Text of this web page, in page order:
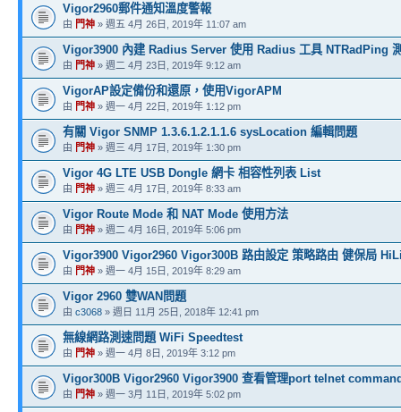
Vigor2960郵件通知溫度警報
由 門神 » 週五 4月 26日, 2019年 11:07 am
Vigor3900 內建 Radius Server 使用 Radius 工具 NTRadPing
由 門神 » 週二 4月 23日, 2019年 9:12 am
VigorAP設定備份和還原，使用VigorAPM
由 門神 » 週一 4月 22日, 2019年 1:12 pm
有關 Vigor SNMP 1.3.6.1.2.1.1.6 sysLocation 編輯問題
由 門神 » 週三 4月 17日, 2019年 1:30 pm
Vigor 4G LTE USB Dongle 網卡 相容性列表 List
由 門神 » 週三 4月 17日, 2019年 8:33 am
Vigor Route Mode 和 NAT Mode 使用方法
由 門神 » 週二 4月 16日, 2019年 5:06 pm
Vigor3900 Vigor2960 Vigor300B 路由設定 策略路由 健保局
由 門神 » 週一 4月 15日, 2019年 8:29 am
Vigor 2960 雙WAN問題
由 c3068 » 週日 11月 25日, 2018年 12:41 pm
無線網路測速問題 WiFi Speedtest
由 門神 » 週一 4月 8日, 2019年 3:12 pm
Vigor300B Vigor2960 Vigor3900 查看管理port telnet
由 門神 » 週一 3月 11日, 2019年 5:02 pm